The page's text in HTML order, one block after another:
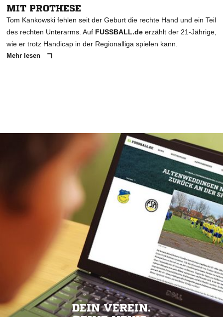
MIT PROTHESE
Tom Kankowski fehlen seit der Geburt die rechte Hand und ein Teil
des rechten Unterarms. Auf FUSSBALL.de erzählt der 21-Jährige,
wie er trotz Handicap in der Regionalliga spielen kann.
Mehr lesen
DEIN VEREIN.